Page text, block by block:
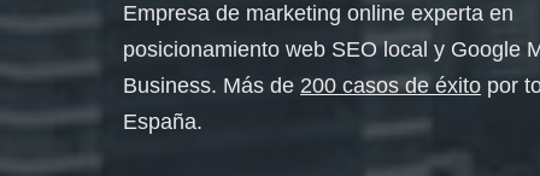
Empresa de marketing online experta en
posicionamiento web SEO local y Google
Business. Más de 200 casos de éxito por
España.